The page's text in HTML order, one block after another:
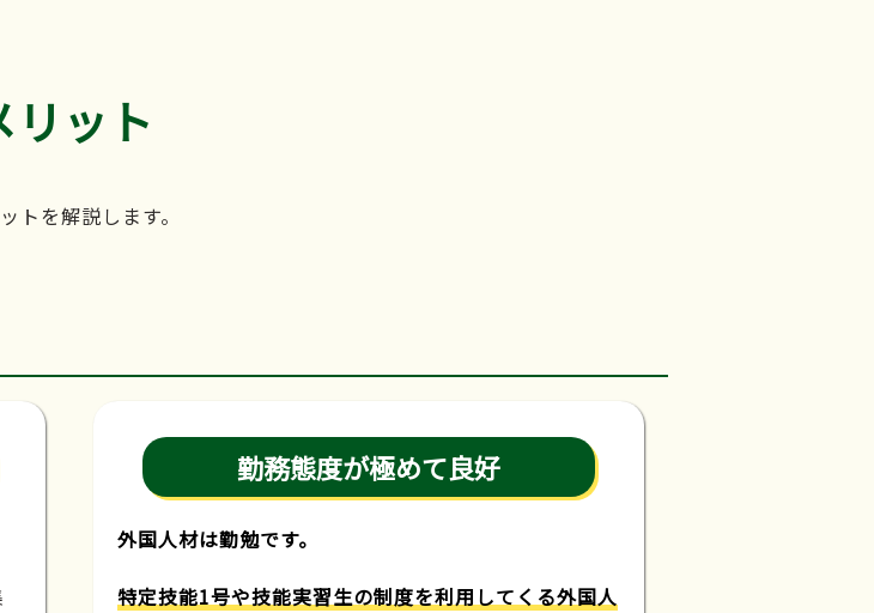
ット
を解説します。
勤務態度が極めて良好
外国人材は勤勉です。
特定技能1号や技能実習生の制度を利用してくる外国人